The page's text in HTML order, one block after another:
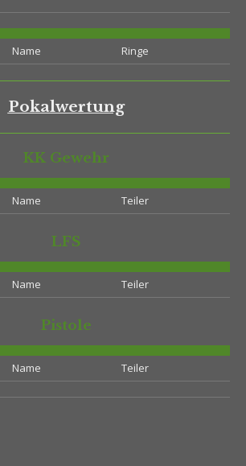
Name Ringe
Pokalwertung
KK Gewehr
Name Teiler
LFS
Name Teiler
Pistole
Name Teiler